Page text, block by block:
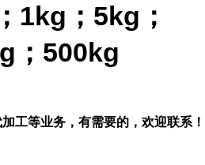
1kg；5kg；
；500kg
工等业务，有需要的，欢迎联系！